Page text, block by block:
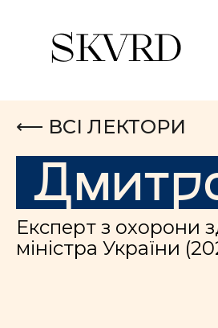
⟵ ВСІ ЛЕКТОРИ
Експерт з охорони
міністра України